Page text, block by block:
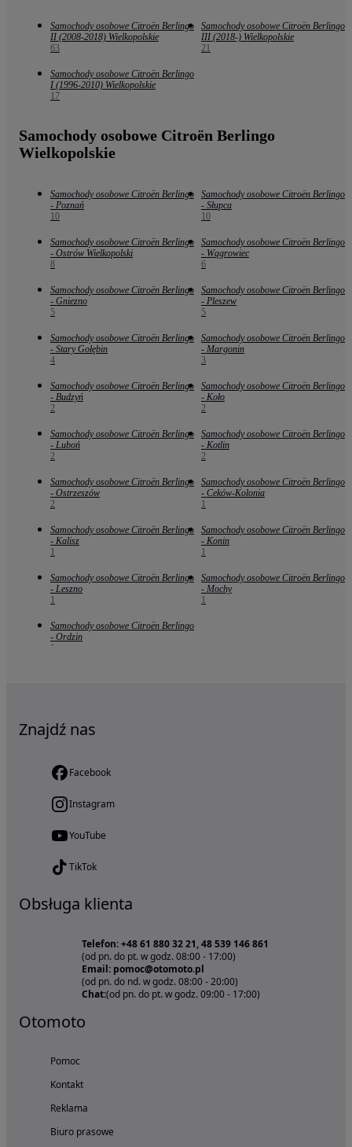
Samochody osobowe Citroën Berlingo
II (2008-2018) Wielkopolskie
63
Samochody osobowe Citroën Berlingo
III (2018-) Wielkopolskie
21
Samochody osobowe Citroën Berlingo
I (1996-2010) Wielkopolskie
17
Samochody osobowe Citroën Berlingo
Wielkopolskie
Samochody osobowe Citroën Berlingo
- Poznań
10
Samochody osobowe Citroën Berlingo
- Słupca
10
Samochody osobowe Citroën Berlingo
- Ostrów Wielkopolski
8
Samochody osobowe Citroën Berlingo
- Wągrowiec
6
Samochody osobowe Citroën Berlingo
- Gniezno
5
Samochody osobowe Citroën Berlingo
- Pleszew
5
Samochody osobowe Citroën Berlingo
- Stary Gołębin
4
Samochody osobowe Citroën Berlingo
- Margonin
3
Samochody osobowe Citroën Berlingo
- Budzyń
2
Samochody osobowe Citroën Berlingo
- Koło
2
Samochody osobowe Citroën Berlingo
- Luboń
2
Samochody osobowe Citroën Berlingo
- Kotlin
2
Samochody osobowe Citroën Berlingo
- Ostrzeszów
2
Samochody osobowe Citroën Berlingo
- Ceków-Kolonia
1
Samochody osobowe Citroën Berlingo
- Kalisz
1
Samochody osobowe Citroën Berlingo
- Konin
1
Samochody osobowe Citroën Berlingo
- Leszno
1
Samochody osobowe Citroën Berlingo
- Mochy
1
Samochody osobowe Citroën Berlingo
- Ordzin
1
Znajdź nas
Facebook
Instagram
YouTube
TikTok
Obsługa klienta
Telefon: +48 61 880 32 21, 48 539 146 861
(od pn. do pt. w godz. 08:00 - 17:00)
Email: pomoc@otomoto.pl
(od pn. do nd. w godz. 08:00 - 20:00)
Chat:(od pn. do pt. w godz. 09:00 - 17:00)
Otomoto
Pomoc
Kontakt
Reklama
Biuro prasowe